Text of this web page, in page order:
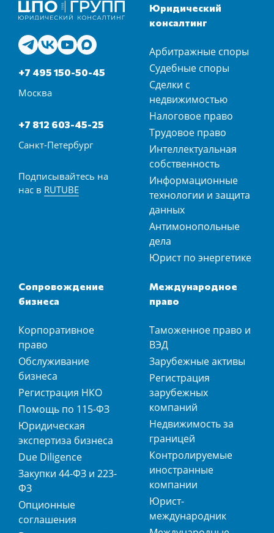
+7 495 150-50-45
Москва
+7 812 603-45-25
Санкт-Петербург
Подписывайтесь на
нас в RUTUBE
Юридический
консалтинг
Арбитражные споры
Судебные споры
Сделки с
недвижимостью
Налоговое право
Трудовое право
Интеллектуальная
собственность
Информационные
технологии и защита
данных
Антимонопольные
дела
Юрист по энергетике
Сопровождение
бизнеса
Корпоративное
право
Обслуживание
бизнеса
Регистрация НКО
Помощь по 115-ФЗ
Юридическая
экспертиза бизнеса
Due Diligence
Закупки 44-ФЗ и 223-
ФЗ
Опционные
соглашения
Международное
право
Таможенное право и
ВЭД
Зарубежные активы
Регистрация
зарубежных
компаний
Недвижимость за
границей
Контролируемые
иностранные
компании
Юрист-
международник